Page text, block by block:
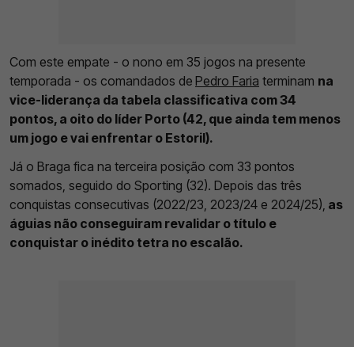
Com este empate - o nono em 35 jogos na presente
temporada - os comandados de Pedro Faria terminam na
vice-liderança da tabela classificativa com 34
pontos, a oito do líder Porto (42, que ainda tem menos
um jogo e vai enfrentar o Estoril).
Já o Braga fica na terceira posição com 33 pontos
somados, seguido do Sporting (32). Depois das três
conquistas consecutivas (2022/23, 2023/24 e 2024/25), as
águias não conseguiram revalidar o título e
conquistar o inédito tetra no escalão.